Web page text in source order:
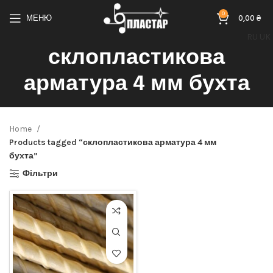
МЕНЮ 0 0,00₴
склопластикова
арматура 4 мм бухта
Home
Products tagged “склопластикова арматура 4 мм
бухта”
Фільтри